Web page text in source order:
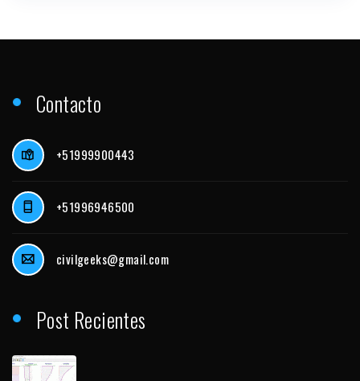
Contacto
+51999900443
+51996946500
civilgeeks@gmail.com
Post Recientes